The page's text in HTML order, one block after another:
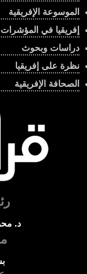
الموسوعة الإفريقية
إفريقيا في المؤشرات
دراسات وبحوث
نظرة على إفريقيا
الصحافة الإفريقية
د.